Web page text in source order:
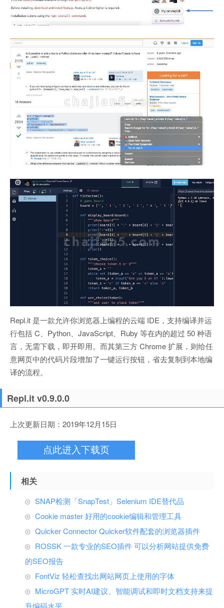
Repl.it 是一款允许你浏览器上编程的云端 IDE，支持编译并运
行包括 C、Python、JavaScript、Ruby 等在内的超过 50 种语
言，无需下载，即开即用。而其第三方 Chrome 扩展，则给任
意网页中的代码片段增加了一键运行按钮，省去复制到本地编
译的流程。
Repl.it v0.9.0.0
上次更新日期：2019年12月15日
点此进入下载页
相关
SNAP检测「SnapTest」Selenium IDE替代品
Cookie master 好用的cookie编辑和管理工具
Quicker Connector Quicker软件配套的浏览器插件
ROSSK 一款专业的SEO插件 可以分析网站提供免费
的SEO报告
FontViz 轻松查找出网站网页上使用的字体
MicroGPT 实时AI建议、智能调试和即时文档支持来提
升编码水平